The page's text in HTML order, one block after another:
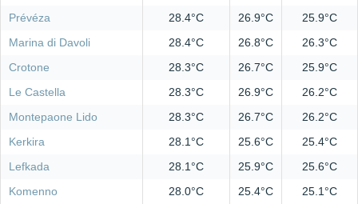
Prévéza
28.4°C 26.9°C
25.9°C
Marina di Davoli
28.4°C 26.8°C
26.3°C
Crotone
28.3°C 26.7°C
25.9°C
Le Castella
28.3°C 26.9°C
26.2°C
Montepaone Lido
28.3°C 26.7°C
26.2°C
Kerkira
28.1°C 25.6°C
25.4°C
Lefkada
28.1°C 25.9°C
25.6°C
Komenno
28.0°C 25.4°C
25.1°C